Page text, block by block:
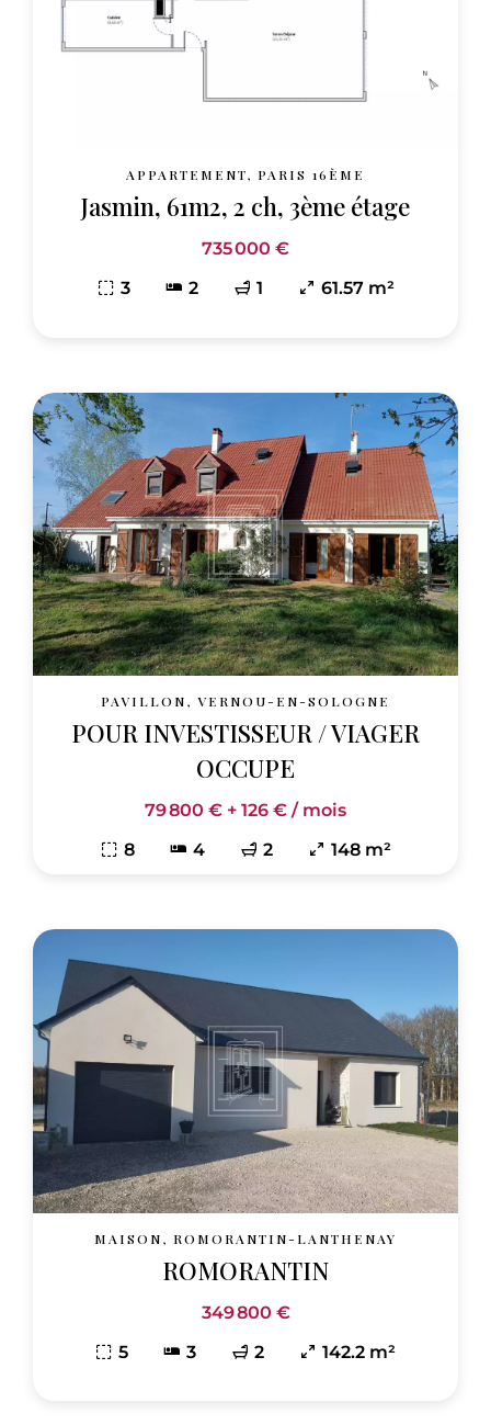
APPARTEMENT, PARIS 16ÈME
Jasmin, 61m2, 2 ch, 3ème étage
735 000 €
3
2 1 61.57 m²
PAVILLON, VERNOU-EN-SOLOGNE
POUR INVESTISSEUR / VIAGER
OCCUPE
79 800 € + 126 € / mois
8
4 2 148 m²
MAISON, ROMORANTIN-LANTHENAY
ROMORANTIN
349 800 €
5
3 2 142.2 m²